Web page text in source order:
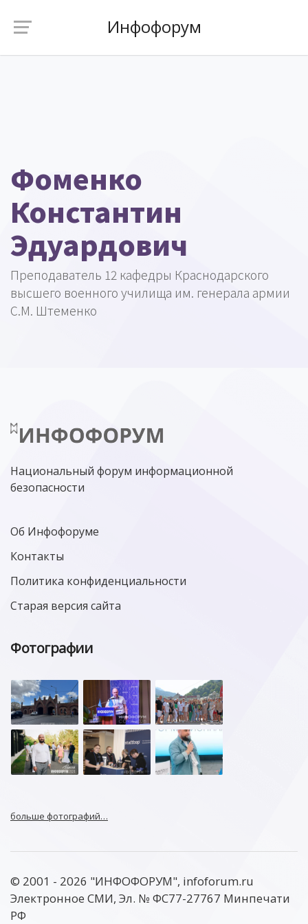
Инфофорум
Фоменко
Константин
Эдуардович
Преподаватель 12 кафедры Краснодарского
высшего военного училища им. генерала армии
С.М. Штеменко
Национальный форум информационной
безопасности
Об Инфофоруме
Контакты
Политика конфиденциальности
Старая версия сайта
Фотографии
больше фотографий…
© 2001 - 2026 "ИНФОФОРУМ", infoforum.ru
Электронное СМИ, Эл. № ФС77-27767 Минпечати
РФ